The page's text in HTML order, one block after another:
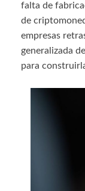
falta de
de
empresas
generalizada
para